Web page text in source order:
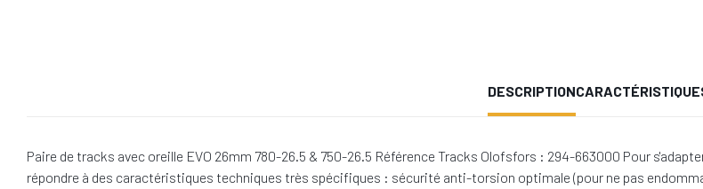
DESCRIPTION
Paire de tracks avec oreille EVO 26mm 780-26.5 & 750-26.5 Référence Tracks Olofsfors : 294-663000 Pour
répondre à des caractéristiques techniques très spécifiques : sécurité anti-torsion optimale (pour ne pas